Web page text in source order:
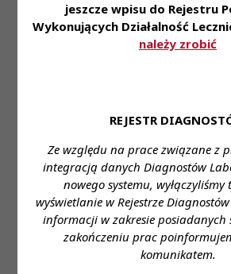
jeszcze wpisu do Rejestru
Wykonujących Działalność
należy zrobić
REJESTR
Ze względu na prace związane z
integracją danych Diagnostów
nowego systemu, wyłączyliśmy
wyświetlanie w Rejestrze
informacji w zakresie posiadanych
zakończeniu prac
komunikatem.
angielskiego • Dostęp do
to Ty wybierasz dla siebie
przyznawanej co miesiąc puli
pracy: Zielona Góra, ulica:
🌟Kształtuj przyszłość
ekspertów Synevo! 🔬
W Laboratorium Medycznym
stawiamy na nowoczesne
pasją. Jeśli chcesz rozwijać swoją
z najbardziej